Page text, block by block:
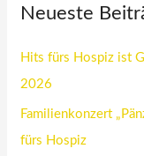
Neueste
Hits fürs Hospiz ist
2026
Familienkonzert
fürs Hospiz